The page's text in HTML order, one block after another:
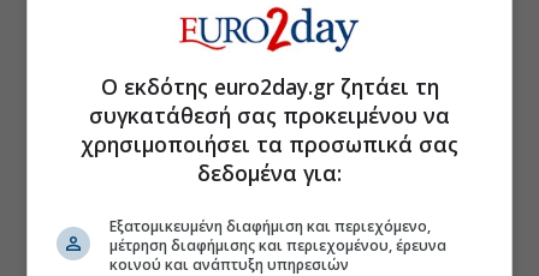
Ο εκδότης euro2day.gr ζητάει τη
συγκατάθεσή σας προκειμένου να
χρησιμοποιήσει τα προσωπικά σας
δεδομένα για:
Εξατομικευμένη διαφήμιση και περιεχόμενο,
μέτρηση διαφήμισης και περιεχομένου, έρευνα
κοινού και ανάπτυξη υπηρεσιών